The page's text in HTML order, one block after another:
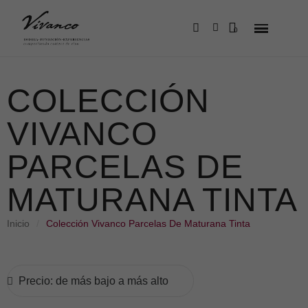
COLECCIÓN
VIVANCO
PARCELAS DE
MATURANA TINTA
Inicio Colección Vivanco Parcelas De Maturana Tinta